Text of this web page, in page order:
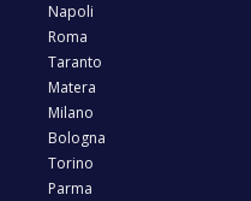
Napoli
Roma
Taranto
Matera
Milano
Bologna
Torino
Parma